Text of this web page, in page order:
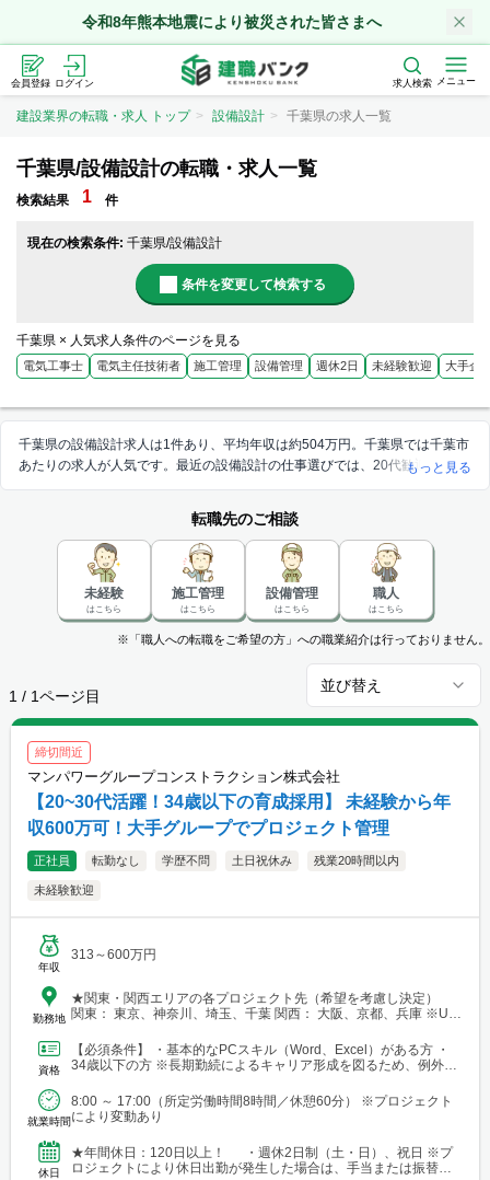
令和8年熊本地震により被災された皆さまへ
会員登録 ログイン 求人検索 メニュー
建設業界の転職・求人 トップ 設備設計 千葉県の求人一覧
千葉県/設備設計の転職・求人一覧
検索結果 1 件
現在の検索条件: 千葉県/設備設計
条件を変更して検索する
千葉県 × 人気求人条件のページを見る
電気工事士 電気主任技術者 施工管理 設備管理 週休2日 未経験歓迎 大手企
千葉県の設備設計求人は1件あり、平均年収は約504万円。千葉県では千葉市
あたりの求人が人気です。最近の設備設計の仕事選びでは、20代歓迎、学歴
不問、急募を重視される方が多い傾向にあります。給料や年収、勤務条件な
ど豊富な情報の中から、あなたにピッタリの正社員のお仕事を探せます。
もっと見る
転職先のご相談
未経験
はこちら
施工管理
はこちら
設備管理
はこちら
職人
はこちら
※「職人への転職をご希望の方」への職業紹介は行っておりません。
1 / 1ページ目
並び替え
締切間近
マンパワーグループコンストラクション株式会社
【20~30代活躍！34歳以下の育成採用】 未経験から年
収600万可！大手グループでプロジェクト管理
正社員 転勤なし 学歴不問 土日祝休み 残業20時間以内
未経験歓迎
年収
313～600万円
勤務地
★関東・関西エリアの各プロジェクト先（希望を考慮し決定）
関東： 東京、神奈川、埼玉、千葉 関西： 大阪、京都、兵庫 ※U・
ションタワーN 30階
資格
【必須条件】 ・基本的なPCスキル（Word、Excel）がある方 ・
34歳以下の方 ※長期勤続によるキャリア形成を図るため、例外事
就業時間
8:00 ～ 17:00（所定労働時間8時間／休憩60分） ※プロジェクト
により変動あり
休日
★年間休日：120日以上！ ・週休2日制（土・日）、祝日 ※プ
ロジェクトにより休日出勤が発生した場合は、手当または振替休